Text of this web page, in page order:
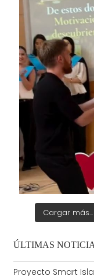
Cargar más...
ÚLTIMAS
Proyecto Smart